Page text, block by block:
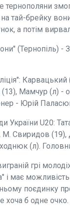
тернополяни
на тай-брейку
а потім
(Тернопіль) -
Мамчур (л) -
- Юрій
України U20:
Свиридов (19),
(л).
грі
і має можливість
поєдинку
хоча б одне очко.